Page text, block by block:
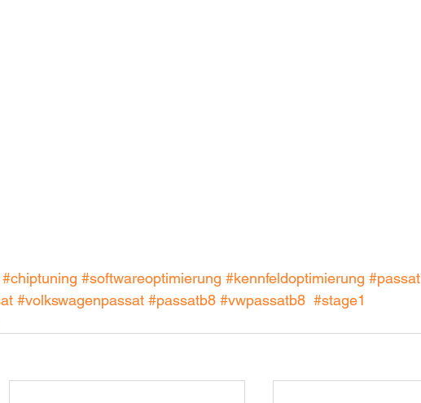
#chiptuning #softwareoptimierung #kennfeldoptimierung #passat
#volkswagenpassat #passatb8 #vwpassatb8 #stage1